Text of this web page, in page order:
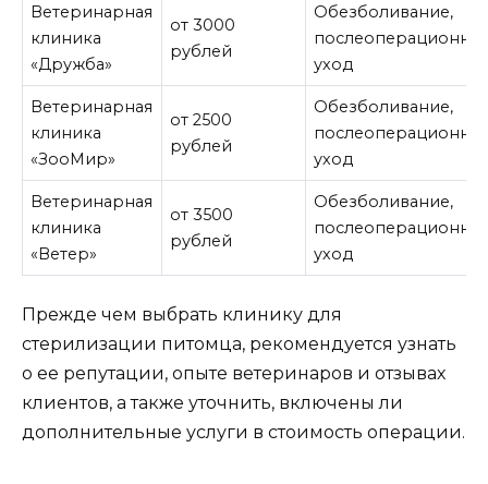
Ветеринарная
клиника
«Дружба»
от 3000
рублей
Обезболивание,
уход
Ветеринарная
клиника
«ЗооМир»
от 2500
рублей
Обезболивание,
уход
Ветеринарная
клиника
«Ветер»
от 3500
рублей
Обезболивание,
уход
Прежде чем выбрать клинику для
стерилизации питомца, рекомендуется узнать
о ее репутации, опыте ветеринаров и отзывах
клиентов, а также уточнить, включены ли
дополнительные услуги в стоимость операции.